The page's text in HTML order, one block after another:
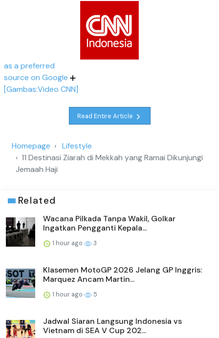
as a preferred
source on Google
[Gambas:Video CNN]
Read Entire Article
Homepage
Lifestyle
11 Destinasi Ziarah di Mekkah yang Ramai Dikunjungi
Jemaah Haji
Related
Wacana Pilkada Tanpa Wakil, Golkar
Ingatkan Pengganti Kepala...
1 hour ago 3
Klasemen MotoGP 2026 Jelang GP Inggris:
Marquez Ancam Martin...
1 hour ago 5
Jadwal Siaran Langsung Indonesia vs
Vietnam di SEA V Cup 202...